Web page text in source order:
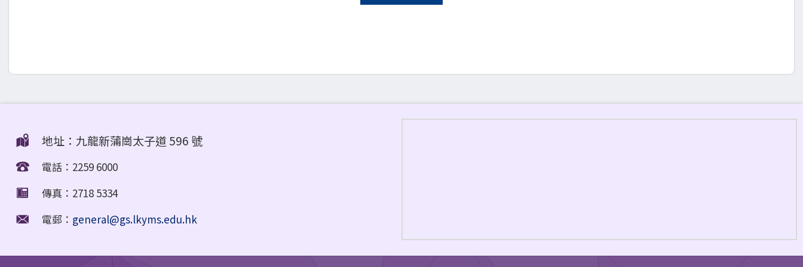
地址：九龍新蒲崗太子道 596 號
電話：2259 6000
傳真：2718 5334
電郵： general@gs.lkyms.edu.hk